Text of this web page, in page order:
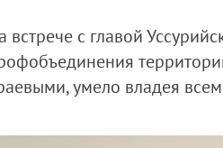
встрече с главой
умело владея